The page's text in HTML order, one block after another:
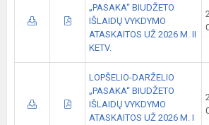
„PASAKA“ BIUDŽETO
IŠLAIDŲ VYKDYMO
ATASKAITOS UŽ 2026 M. II
KETV.
LOPŠELIO-DARŽELIO
„PASAKA“ BIUDŽETO
IŠLAIDŲ VYKDYMO
ATASKAITOS UŽ 2026 M. I